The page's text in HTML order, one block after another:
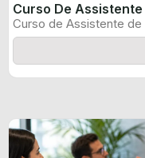
Curso De
Curso de Assistente de
certificado informado